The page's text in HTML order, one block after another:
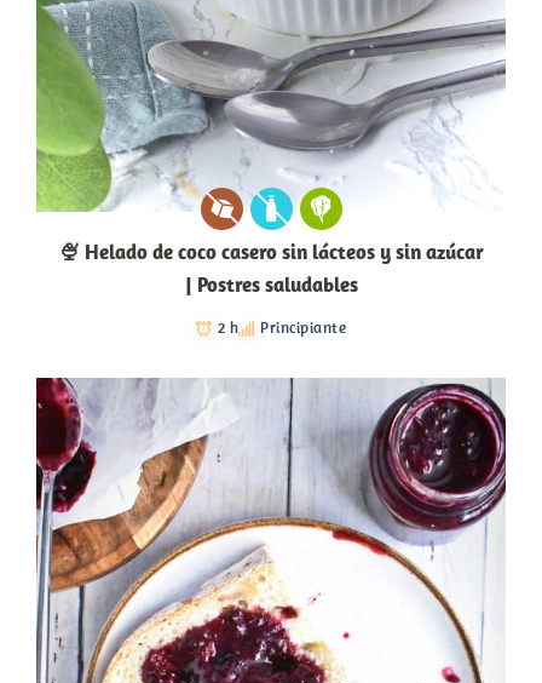
🍨 Helado de coco casero sin lácteos y sin azúcar
| Postres saludables
2 h Principiante